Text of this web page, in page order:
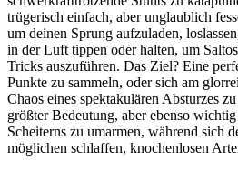
trügerisch einfach, aber unglaublich
um deinen Sprung aufzuladen,
in der Luft tippen oder halten, um
Tricks auszuführen. Das Ziel? Eine
Punkte zu sammeln, oder sich am
Chaos eines spektakulären Absturzes
größter Bedeutung, aber ebenso
Scheiterns zu umarmen, während sich
möglichen schlaffen, knochenlosen